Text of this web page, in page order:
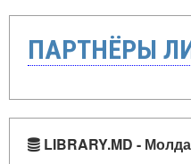
ПАРТНЁРЫ
LIBRARY.MD -